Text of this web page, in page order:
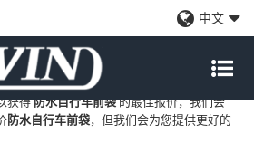
中文
业中国制造商和供应商，我们提供定制批
有品牌防水自行车前袋
获得防水自行车前袋的最佳报价，我们会
防水自行车前袋，但我们会为您提供更好的